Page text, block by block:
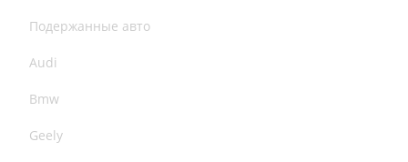
Подержанные авто
Audi
Bmw
Geely